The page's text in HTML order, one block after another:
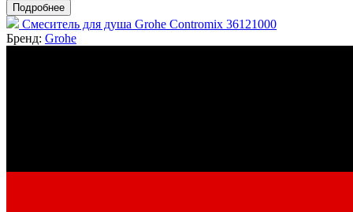
Подробнее
Смеситель для душа Grohe Contromix 36121000
Бренд: Grohe